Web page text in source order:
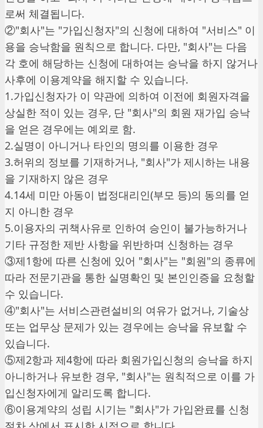
로써 체결됩니다.
②"회사"는 "가입신청자"의 신청에 대하여 "서비스" 이
용을 승낙함을 원칙으로 합니다. 다만, "회사"는 다음
각 호에 해당하는 신청에 대하여는 승낙을 하지 않거나
사후에 이용계약을 해지할 수 있습니다.
1.가입신청자가 이 약관에 의하여 이전에 회원자격을
상실한 적이 있는 경우, 단 "회사"의 회원 재가입 승낙
을 얻은 경우에는 예외로 함.
2.실명이 아니거나 타인의 명의를 이용한 경우
3.허위의 정보를 기재하거나, "회사"가 제시하는 내용
을 기재하지 않은 경우
4.14세 미만 아동이 법정대리인(부모 등)의 동의를 얻
지 아니한 경우
5.이용자의 귀책사유로 인하여 승인이 불가능하거나
기타 규정한 제반 사항을 위반하며 신청하는 경우
③제1항에 따른 신청에 있어 "회사"는 "회원"의 종류에
따라 전문기관을 통한 실명확인 및 본인인증을 요청할
수 있습니다.
④"회사"는 서비스관련설비의 여유가 없거나, 기술상
또는 업무상 문제가 있는 경우에는 승낙을 유보할 수
있습니다.
⑤제2항과 제4항에 따라 회원가입신청의 승낙을 하지
아니하거나 유보한 경우, "회사"는 원칙적으로 이를 가
입신청자에게 알리도록 합니다.
⑥이용계약의 성립 시기는 "회사"가 가입완료를 신청